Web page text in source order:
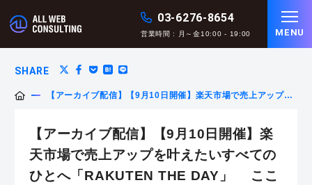
03-6276-8654
営業時間 : 月～金10:00 - 19:00 MENU
SHARE
【アーカイブ配信】【9月10日開催】楽天市場で売上アップを
【アーカイブ配信】【9月10日開催】楽
天市場で売上アップを叶えたいすべての
ひとへ「RAKUTEN THE DAY」 ここ